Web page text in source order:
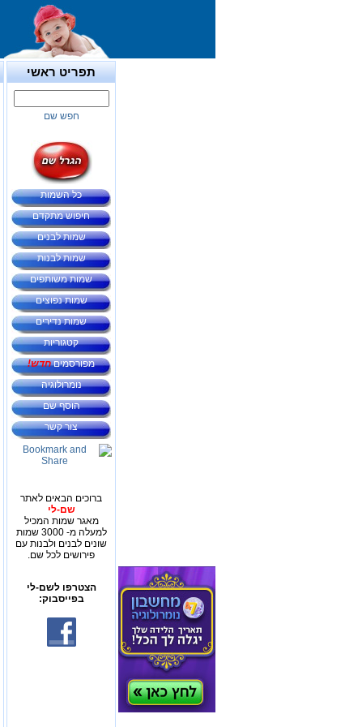
תפריט ראשי
חפש שם
כל השמות
חיפוש מתקדם
שמות לבנים
שמות לבנות
שמות משותפים
שמות נפוצים
שמות נדירים
קטגוריות
מפורסמיםחדש!
נומרולוגיה
הוסף שם
צור קשר
ברוכים הבאים לאתר
שם-לי
מאגר שמות המכיל
למעלה מ- 3000 שמות
שונים לבנים ולבנות עם
פירושים לכל שם.
הצטרפו לשם-לי
בפייסבוק: